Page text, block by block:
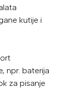
kutije i
npr. baterija
za pisanje